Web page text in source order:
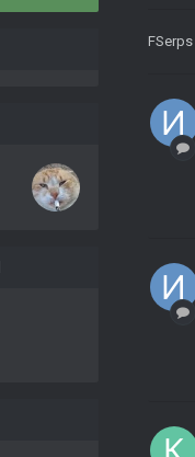
FSerps